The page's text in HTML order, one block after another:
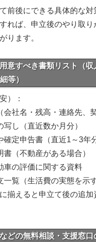
前後にできる具体的な
れば、申立後のやり取り
ります。
意すべき書類リスト（
等）
）：
会社名・残高・連絡先、
写し（直近数か月分）
確定申告書（直近1～3年
書（不動産がある場合）
車の評価に関する資料
一覧（生活費の実態を示す
揃えると申立て後の追
どの無料相談・支援窓口